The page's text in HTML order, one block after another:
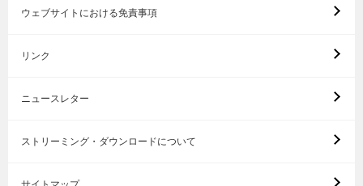
ウェブサイトにおける免責事項
リンク
ニュースレター
ストリーミング・ダウンロードについて